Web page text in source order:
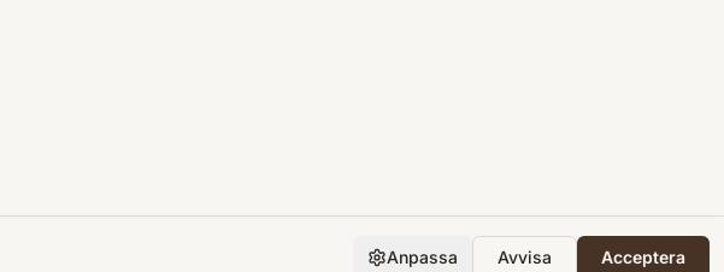
Anpassa Avvisa Acceptera